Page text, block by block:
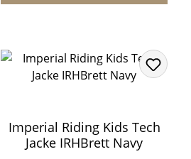
Imperial Riding Kids Tech
Jacke IRHBrett Navy